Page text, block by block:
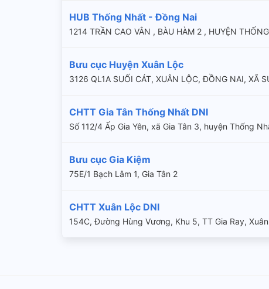
HUB Thống Nhất - Đồng Nai
1214 TRẦN CAO VÂN , BÀU HÀM 2 , HUYỆN
Bưu cục Huyện Xuân Lộc
3126 QL1A SUỐI CÁT, XUÂN LỘC, ĐỒNG NAI, XÃ
CHTT Gia Tân Thống Nhất DNI
Số 112/4 Ấp Gia Yên, xã Gia Tân 3, huyện Thống
Bưu cục Gia Kiệm
75E/1 Bạch Lâm 1, Gia Tân 2
CHTT Xuân Lộc DNI
154C, Đường Hùng Vương, Khu 5, TT Gia Ray,